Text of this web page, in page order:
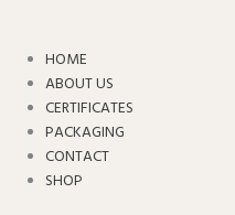
contentHOME
ABOUT US
CERTIFICATES
PACKAGING
CONTACT
SHOP
Velour
Håndklæde
Mørkegrå
quantity